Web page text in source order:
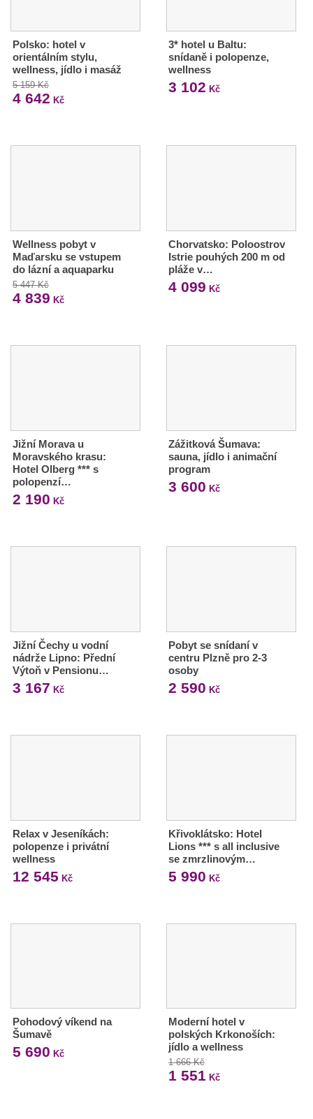
Polsko: hotel v
orientálním stylu,
wellness, jídlo i masáž
5 159 Kč
4 642 Kč
3* hotel u Baltu:
snídaně i polopenze,
wellness
3 102 Kč
Wellness pobyt v
Maďarsku se vstupem
do lázní a aquaparku
5 447 Kč
4 839 Kč
Chorvatsko: Poloostrov
Istrie pouhých 200 m od
pláže v…
4 099 Kč
Jižní Morava u
Moravského krasu:
Hotel Olberg *** s
polopenzí…
2 190 Kč
Zážitková Šumava:
sauna, jídlo i animační
program
3 600 Kč
Jižní Čechy u vodní
nádrže Lipno: Přední
Výtoň v Pensionu…
3 167 Kč
Pobyt se snídaní v
centru Plzně pro 2-3
osoby
2 590 Kč
Relax v Jeseníkách:
polopenze i privátní
wellness
12 545 Kč
Křivoklátsko: Hotel
Lions *** s all inclusive
se zmrzlinovým…
5 990 Kč
Pohodový víkend na
Šumavě
5 690 Kč
Moderní hotel v
polských Krkonoších:
jídlo a wellness
1 666 Kč
1 551 Kč